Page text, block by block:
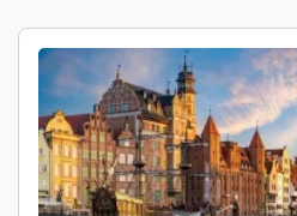
ville moderne, qui a
forte identité.